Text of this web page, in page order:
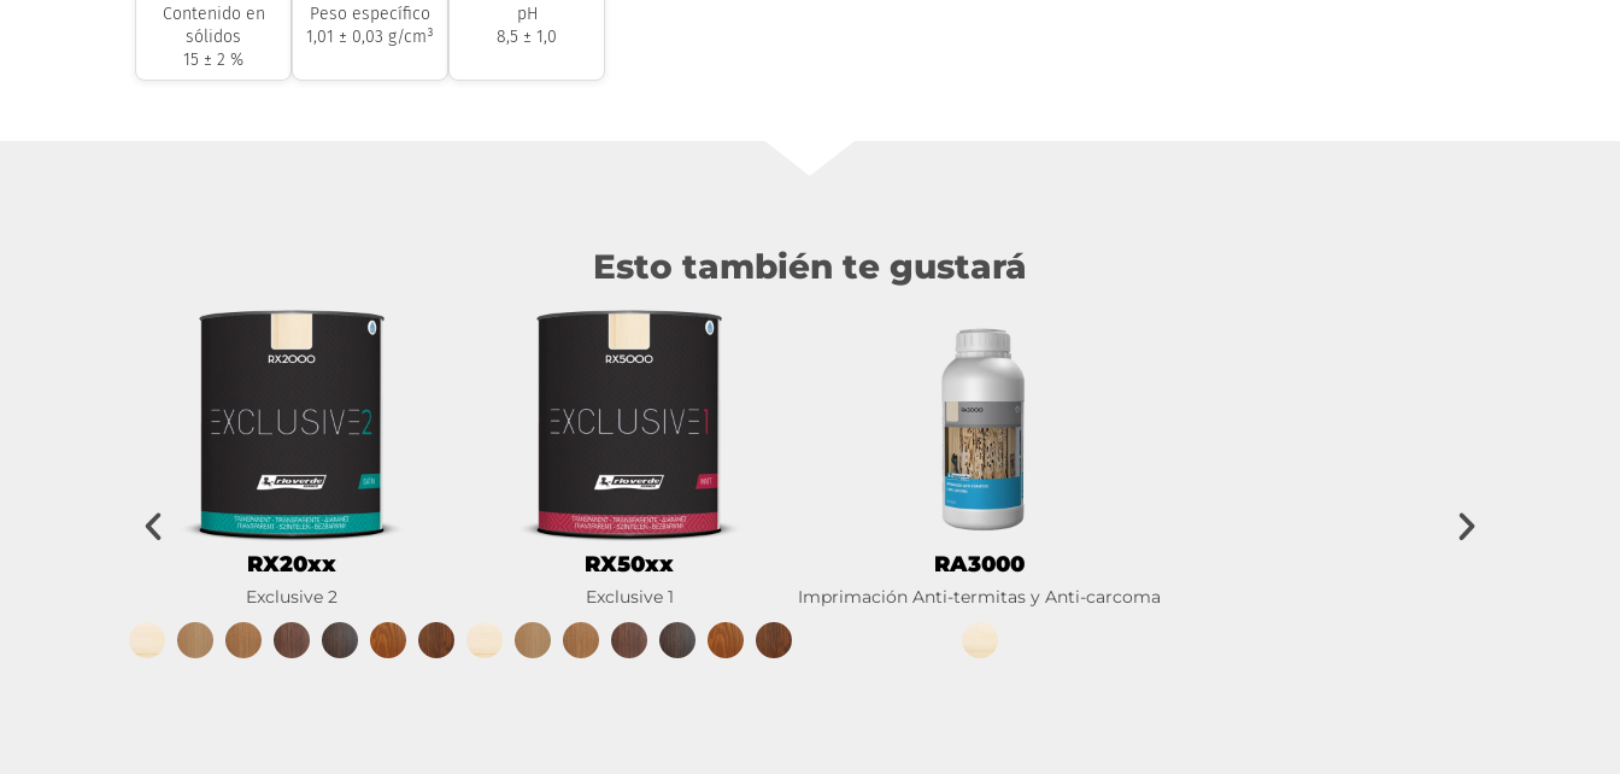
Contenido en
sólidos
15 ± 2 %
Peso específico
1,01 ± 0,03 g/cm³
pH
8,5 ± 1,0
Esto también te gustará
RX20xx
Exclusive 2
RX50xx
Exclusive 1
RA3000
Imprimación Anti-termitas y Anti-carcoma